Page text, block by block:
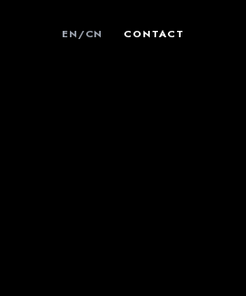
EN/CN CONTACT